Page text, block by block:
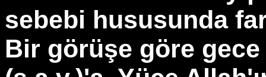
sebebi hususunda
Bir görüşe göre gece